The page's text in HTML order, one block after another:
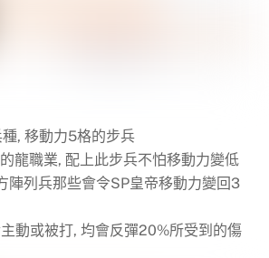
, 移動力5格的步兵
龍職業, 配上此步兵不怕移動力變低
陣列兵那些會令SP皇帝移動力變回3
動或被打, 均會反彈20%所受到的傷